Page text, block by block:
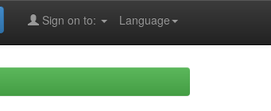
Language
Sign on to: